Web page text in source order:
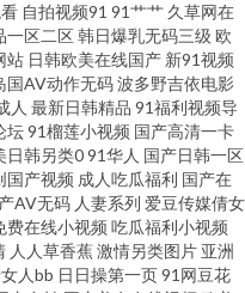
址 大香蕉AV草逼网 亚洲色图男
国产1024区 操碰视频在线观看
处在线观看 美女操鸡 国产白拍不
月香蕉伊人 激情文学久久网 91c
频在线 av首页在线 丝袜足交射精
自拍视频91 91艹艹 久草网在
一区二区韩日爆乳无码三级 欧
站 日韩欧美在线国产 新91视频
国AV动作无码波多野吉依电影
人 最新日韩精品 91福利视频导
坛91榴莲小视频 国产高清一卡
日韩另类091华人 国产日韩一区
国产视频 成人吃瓜福利 国产在
AV无码 人妻系列 爱豆传媒倩女
费在线小视频 吃瓜福利小视频
人人草香蕉激情另类图片 亚洲
人bb 日日操第一页91网豆花